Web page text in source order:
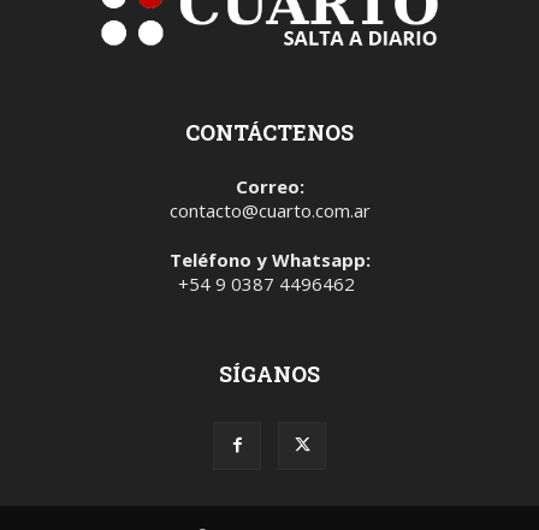
CONTÁCTENOS
Correo:
contacto@cuarto.com.ar
Teléfono y Whatsapp:
+54 9 0387 4496462
SÍGANOS